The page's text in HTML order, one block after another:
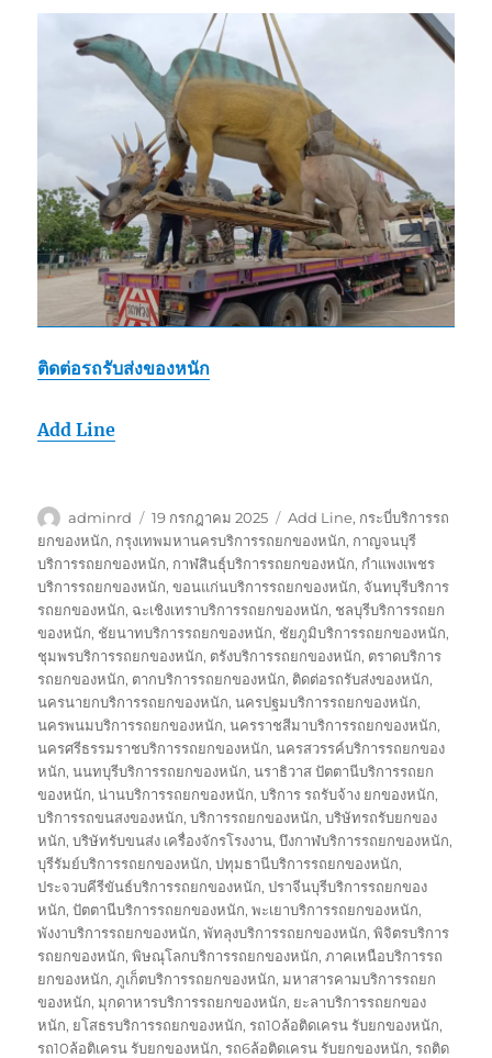
ติดต่อรถรับส่งของหนัก
Add Line
ผู้
เขียน
adminrd
เขียน
เมื่อ
19 กรกฎาคม 2025
ป้าย
กำกับ
Add Line, กระบี่บริการรถ
ยกของหนัก, กรุงเทพมหานครบริการรถยกของหนัก, กาญจนบุรี
บริการรถยกของหนัก, กาฬสินธุ์บริการรถยกของหนัก, กำแพงเพชร
บริการรถยกของหนัก,ขอนแก่นบริการรถยกของหนัก, จันทบุรีบริการ
รถยกของหนัก, ฉะเชิงเทราบริการรถยกของหนัก, ชลบุรีบริการรถยก
ของหนัก, ชัยนาทบริการรถยกของหนัก, ชัยภูมิบริการรถยกของหนัก,
ชุมพรบริการรถยกของหนัก, ตรังบริการรถยกของหนัก, ตราดบริการ
รถยกของหนัก, ตากบริการรถยกของหนัก, ติดต่อรถรับส่งของหนัก,
นครนายกบริการรถยกของหนัก,นครปฐมบริการรถยกของหนัก,
นครพนมบริการรถยกของหนัก,นครราชสีมาบริการรถยกของหนัก,
นครศรีธรรมราชบริการรถยกของหนัก,นครสวรรค์บริการรถยกของ
หนัก,นนทบุรีบริการรถยกของหนัก,นราธิวาส ปัตตานีบริการรถยก
ของหนัก,น่านบริการรถยกของหนัก,บริการ รถรับจ้าง ยกของหนัก,
บริการรถขนสงของหนัก,บริการรถยกของหนัก,บริษัทรถรับยกของ
หนัก,บริษัทรับขนส่ง เครื่องจักรโรงงาน,บึงกาฬบริการรถยกของหนัก,
บุรีรัมย์บริการรถยกของหนัก,ปทุมธานีบริการรถยกของหนัก,
ประจวบคีรีขันธ์บริการรถยกของหนัก,ปราจีนบุรีบริการรถยกของ
หนัก,ปัตตานีบริการรถยกของหนัก,พะเยาบริการรถยกของหนัก,
พังงาบริการรถยกของหนัก,พัทลุงบริการรถยกของหนัก,พิจิตรบริการ
รถยกของหนัก,พิษณุโลกบริการรถยกของหนัก,ภาคเหนือบริการรถ
ยกของหนัก,ภูเก็ตบริการรถยกของหนัก,มหาสารคามบริการรถยก
ของหนัก,มุกดาหารบริการรถยกของหนัก, ยะลาบริการรถยกของ
หนัก, ยโสธรบริการรถยกของหนัก,รถ10ล้อติดเครน รับยกของหนัก,
รถ10ล้อติเครน รับยกของหนัก,รถ6ล้อติดเครน รับยกของหนัก,รถติด